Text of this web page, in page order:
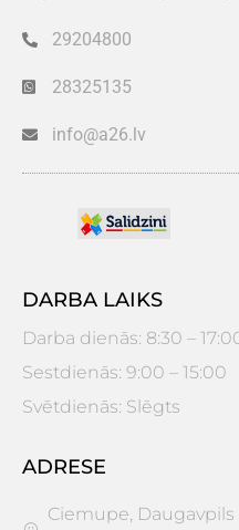
29204800
28325135
info@a26.lv
DARBA LAIKS
Darba dienās: 8:30 –
Sestdienās: 9:00 – 15:00
Svētdienās: Slēgts
ADRESE
Ciemupe, Daugavpils